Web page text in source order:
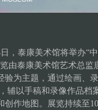
日，泰康美术馆将举办“
由泰康美术馆艺术总监
验为主题，通过绘画、
辅以手稿和录像作品档
创作地图。展览持续至10